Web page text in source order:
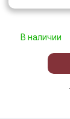
В наличии